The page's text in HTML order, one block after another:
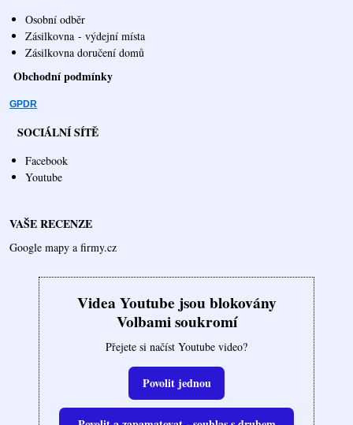
Osobní odběr
Zásilkovna - výdejní místa
Zásilkovna doručení domů
Obchodní podmínky
GPDR
SOCIÁLNÍ SÍTĚ
Facebook
Youtube
VAŠE RECENZE
Google mapy a firmy.cz
Videa Youtube jsou blokovány
Volbami soukromí
Přejete si načíst Youtube video?
Povolit jednou